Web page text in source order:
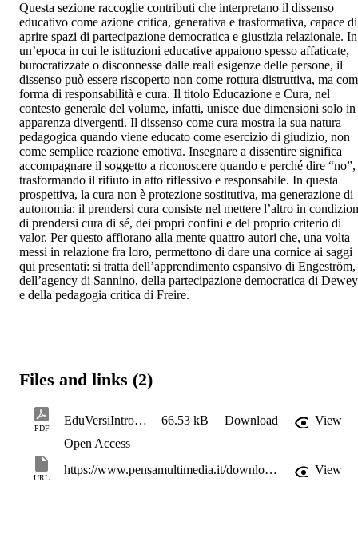
Questa sezione raccoglie contributi che interpretano il dissenso
educativo come azione critica, generativa e trasformativa, capace di
aprire spazi di partecipazione democratica e giustizia relazionale. In
un’epoca in cui le istituzioni educative appaiono spesso affaticate,
burocratizzate o disconnesse dalle reali esigenze delle persone, il
dissenso può essere riscoperto non come rottura distruttiva, ma
forma di responsabilità e cura. Il titolo Educazione e Cura, nel
contesto generale del volume, infatti, unisce due dimensioni solo in
apparenza divergenti. Il dissenso come cura mostra la sua natura
pedagogica quando viene educato come esercizio di giudizio, non
come semplice reazione emotiva. Insegnare a dissentire significa
accompagnare il soggetto a riconoscere quando e perché dire “no”,
trasformando il rifiuto in atto riflessivo e responsabile. In questa
prospettiva, la cura non è protezione sostitutiva, ma generazione di
autonomia: il prendersi cura consiste nel mettere l’altro in
di prendersi cura di sé, dei propri confini e del proprio criterio di
valor. Per questo affiorano alla mente quattro autori che, una volta
messi in relazione fra loro, permettono di dare una cornice ai saggi
qui presentati: si tratta dell’apprendimento espansivo di Engeström,
dell’agency di Sannino, della partecipazione democratica di Dewey
e della pedagogia critica di Freire.
Files and links (2)
PDF
EduVersiIntroSezMorselli 66.53 kB Download
View
Open Access
URL
https://www.pensamultimedia.it/download/3401/ab9983e9a844/eduversi-15_04.pdf View